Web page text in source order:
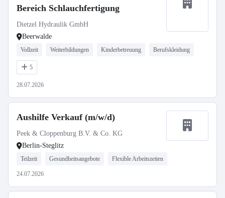
Bereich Schlauchfertigung
Dietzel Hydraulik GmbH
Beerwalde
Vollzeit Weiterbildungen Kinderbetreuung Berufskleidung
5
28.07.2026
Aushilfe Verkauf (m/w/d)
Peek & Cloppenburg B.V. & Co. KG
Berlin-Steglitz
Teilzeit Gesundheitsangebote Flexible Arbeitszeiten
24.07.2026